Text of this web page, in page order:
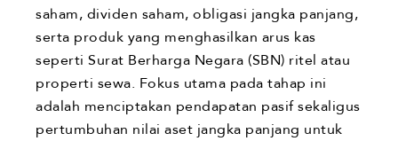
saham, dividen saham, obligasi jangka panjang,
serta produk yang menghasilkan arus kas
seperti Surat Berharga Negara (SBN) ritel atau
properti sewa. Fokus utama pada tahap ini
adalah menciptakan pendapatan pasif sekaligus
pertumbuhan nilai aset jangka panjang untuk